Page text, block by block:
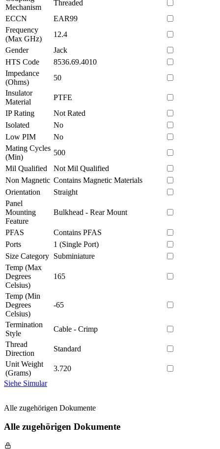
Mechanism
Threaded
ECCN
EAR99
Frequency
(Max GHz)
12.4
Gender
Jack
HTS Code
8536.69.4010
Impedance
(Ohms)
50
Insulator
Material
PTFE
IP Rating
Not Rated
Isolated
No
Low PIM
No
Mating Cycles
(Min)
500
Mil Qualified
Not Mil Qualified
Non Magnetic Contains Magnetic Materials
Orientation
Straight
Panel
Mounting
Feature
Bulkhead - Rear Mount
PFAS
Contains PFAS
Ports
1 (Single Port)
Size Category Subminiature
Temp (Max
Degrees
Celsius)
165
Temp (Min
Degrees
Celsius)
-65
Termination
Style
Cable - Crimp
Thread
Direction
Standard
Unit Weight
(Grams)
3.720
Siehe Simular
Alle zugehörigen Dokumente
Alle zugehörigen Dokumente